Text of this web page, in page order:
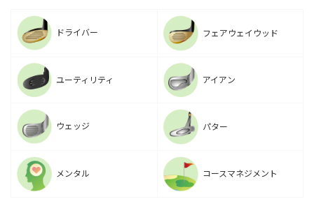
ドライバー フェアウェイウッド
ユーティリティ アイアン
ウェッジ パター
メンタル コースマネジメント